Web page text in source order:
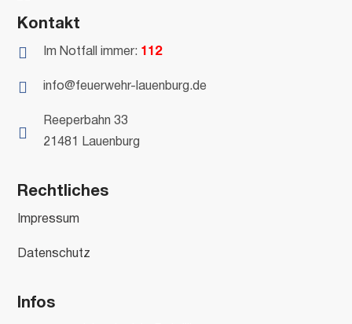
Kontakt
 Im Notfall immer: 112
 info@feuerwehr-lauenburg.de

Reeperbahn 33
21481 Lauenburg
Rechtliches
Impressum
Datenschutz
Infos